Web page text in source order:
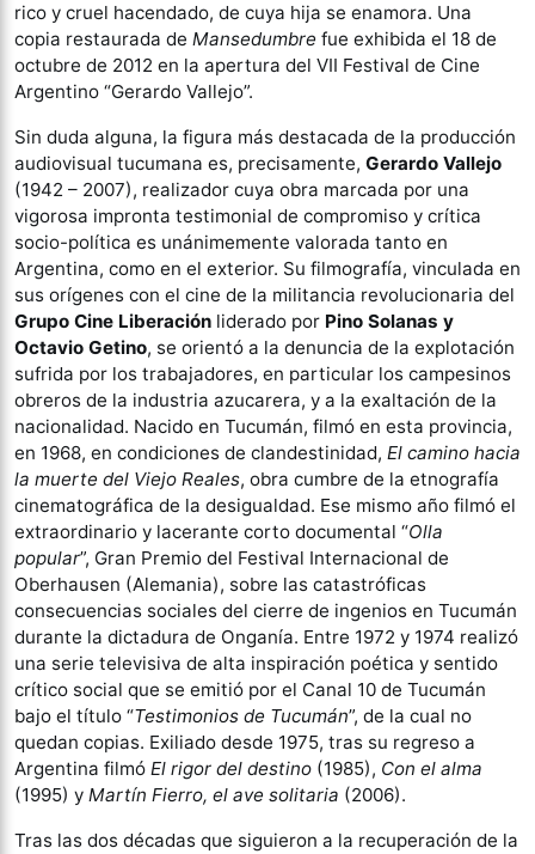
rico y cruel hacendado, de cuya hija se enamora. Una
copia restaurada de Mansedumbre fue exhibida el 18 de
octubre de 2012 en la apertura del VII Festival de Cine
Argentino “Gerardo Vallejo”.
Sin duda alguna, la figura más destacada de la producción
audiovisual tucumana es, precisamente, Gerardo Vallejo
(1942 – 2007), realizador cuya obra marcada por una
vigorosa impronta testimonial de compromiso y crítica
socio-política es unánimemente valorada tanto en
Argentina, como en el exterior. Su filmografía, vinculada en
sus orígenes con el cine de la militancia revolucionaria del
Grupo Cine Liberación liderado por Pino Solanas y
Octavio Getino, se orientó a la denuncia de la explotación
sufrida por los trabajadores, en particular los campesinos
obreros de la industria azucarera, y a la exaltación de la
nacionalidad. Nacido en Tucumán, filmó en esta provincia,
en 1968, en condiciones de clandestinidad, El camino hacia
la muerte del Viejo Reales, obra cumbre de la etnografía
cinematográfica de la desigualdad. Ese mismo año filmó el
extraordinario y lacerante corto documental “Olla
popular”, Gran Premio del Festival Internacional de
Oberhausen (Alemania), sobre las catastróficas
consecuencias sociales del cierre de ingenios en Tucumán
durante la dictadura de Onganía. Entre 1972 y 1974 realizó
una serie televisiva de alta inspiración poética y sentido
crítico social que se emitió por el Canal 10 de Tucumán
bajo el título “Testimonios de Tucumán”, de la cual no
quedan copias. Exiliado desde 1975, tras su regreso a
Argentina filmó El rigor del destino (1985), Con el alma
(1995) y Martín Fierro, el ave solitaria (2006).
Tras las dos décadas que siguieron a la recuperación de la